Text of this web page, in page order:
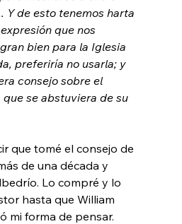
Y de esto tenemos harta
que nos
bien para la Iglesia
preferiría no usarla; y
consejo sobre el
se abstuviera de su
que tomé el consejo de
de una década y
Lo compré y lo
hasta que William
mi forma de pensar.